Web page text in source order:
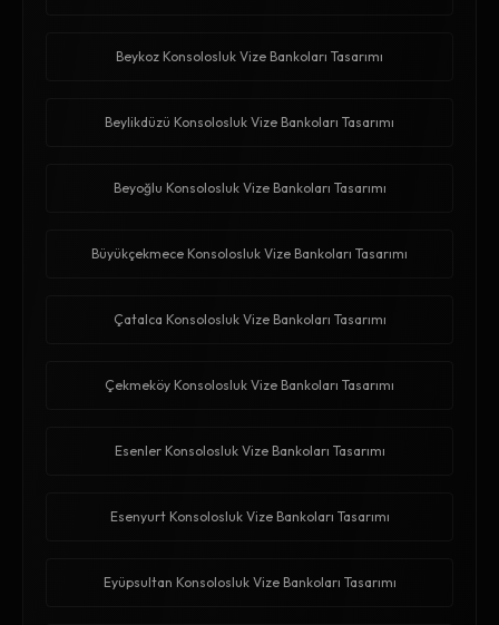
Beykoz Konsolosluk Vize Bankoları Tasarımı
Beylikdüzü Konsolosluk Vize Bankoları Tasarımı
Beyoğlu Konsolosluk Vize Bankoları Tasarımı
Büyükçekmece Konsolosluk Vize Bankoları Tasarımı
Çatalca Konsolosluk Vize Bankoları Tasarımı
Çekmeköy Konsolosluk Vize Bankoları Tasarımı
Esenler Konsolosluk Vize Bankoları Tasarımı
Esenyurt Konsolosluk Vize Bankoları Tasarımı
Eyüpsultan Konsolosluk Vize Bankoları Tasarımı